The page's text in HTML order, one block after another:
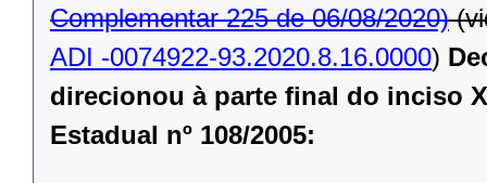
Complementar 225 de 06/08/2020)
ADI -0074922-93.2020.8.16.0000)
direcionou à parte final do inciso
Estadual nº 108/2005: